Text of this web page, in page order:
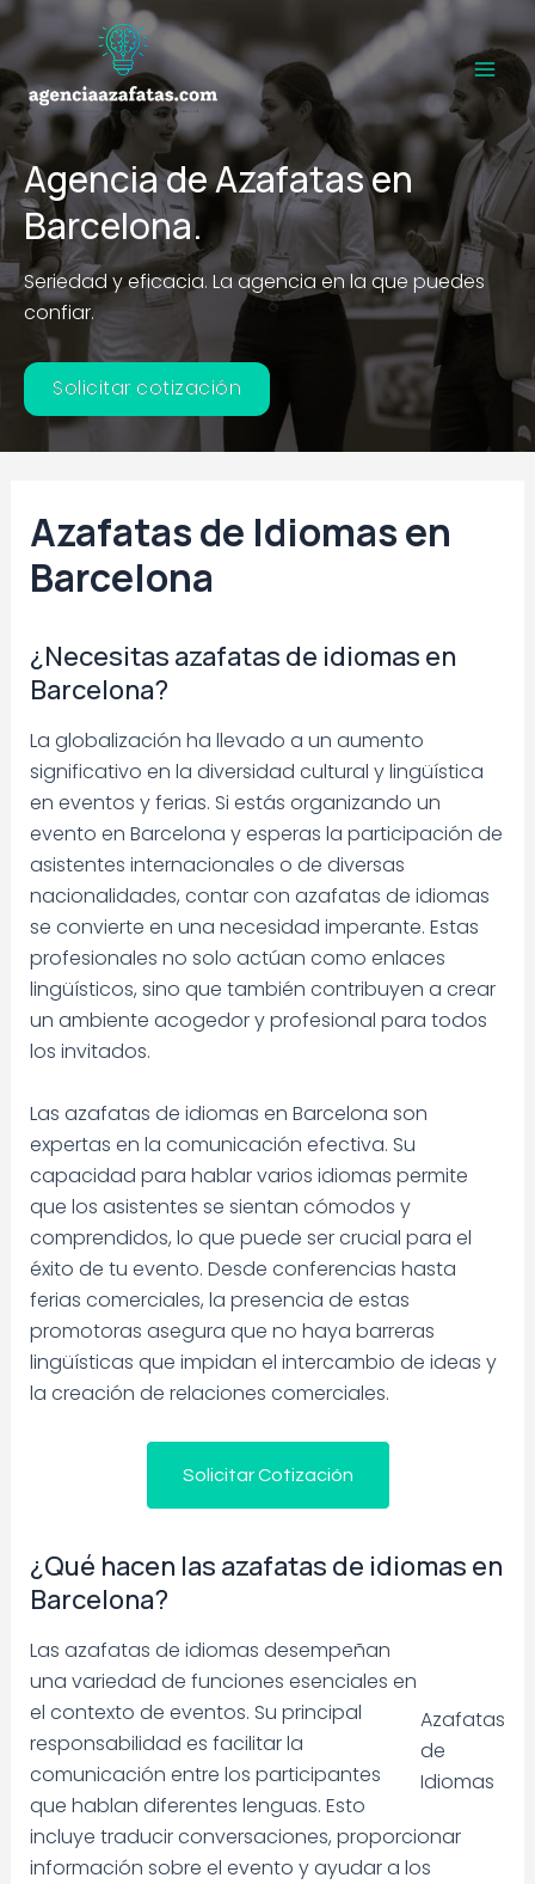
Ir
al
contenido
Main
Agencia de Azafatas en
Barcelona.
Seriedad y eficacia. La agencia en la que puedes
confiar.
Solicitar cotización
Azafatas de Idiomas en
Barcelona
¿Necesitas azafatas de idiomas en
Barcelona?
La globalización ha llevado a un aumento
significativo en la diversidad cultural y lingüística
en eventos y ferias. Si estás organizando un
evento en Barcelona y esperas la participación de
asistentes internacionales o de diversas
nacionalidades, contar con azafatas de idiomas
se convierte en una necesidad imperante. Estas
profesionales no solo actúan como enlaces
lingüísticos, sino que también contribuyen a crear
un ambiente acogedor y profesional para todos
los invitados.
Las azafatas de idiomas en Barcelona son
expertas en la comunicación efectiva. Su
capacidad para hablar varios idiomas permite
que los asistentes se sientan cómodos y
comprendidos, lo que puede ser crucial para el
éxito de tu evento. Desde conferencias hasta
ferias comerciales, la presencia de estas
promotoras asegura que no haya barreras
lingüísticas que impidan el intercambio de ideas y
la creación de relaciones comerciales.
Solicitar Cotización
¿Qué hacen las azafatas de idiomas en
Barcelona?
Azafatas
de
Idiomas
Las azafatas de idiomas desempeñan
una variedad de funciones esenciales en
el contexto de eventos. Su principal
responsabilidad es facilitar la
comunicación entre los participantes
que hablan diferentes lenguas. Esto
incluye traducir conversaciones, proporcionar
información sobre el evento y ayudar a los